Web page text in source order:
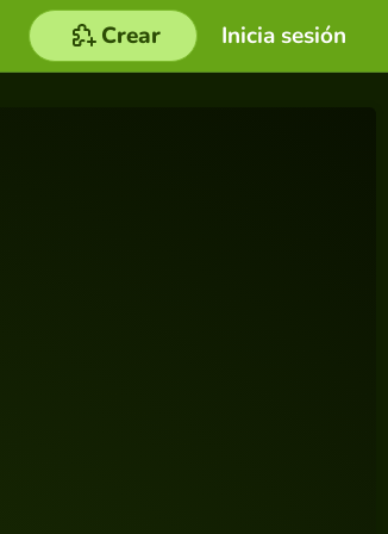
Inicia sesión
Crear